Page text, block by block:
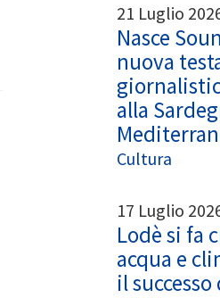
21 Luglio
Nasce
nuova
alla
Cultura
17 Luglio
Lodè si fa
acqua e
il